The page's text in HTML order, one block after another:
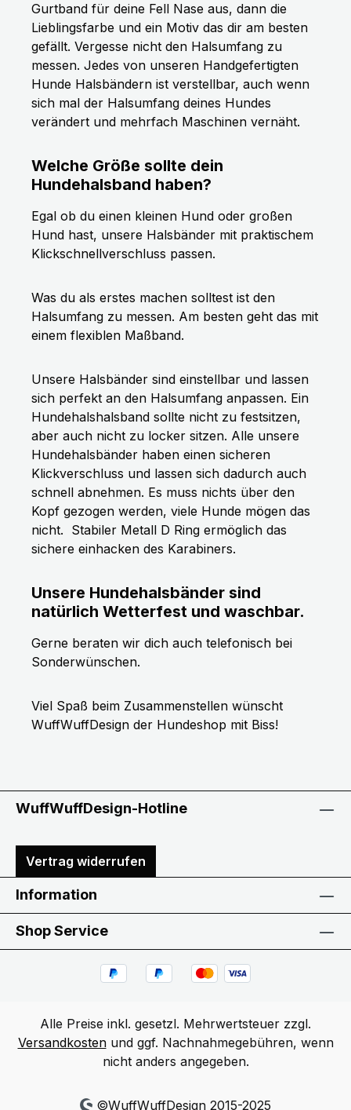
Gurtband für deine Fell Nase aus, dann die
Lieblingsfarbe und ein Motiv das dir am besten
gefällt. Vergesse nicht den Halsumfang zu
messen. Jedes von unseren Handgefertigten
Hunde Halsbändern ist verstellbar, auch wenn
sich mal der Halsumfang deines Hundes
verändert und mehrfach Maschinen vernäht.
Welche Größe sollte dein
Hundehalsband haben?
Egal ob du einen kleinen Hund oder großen
Hund hast, unsere Halsbänder mit praktischem
Klickschnellverschluss passen.
Was du als erstes machen solltest ist den
Halsumfang zu messen. Am besten geht das mit
einem flexiblen Maßband.
Unsere Halsbänder sind einstellbar und lassen
sich perfekt an den Halsumfang anpassen. Ein
Hundehalshalsband sollte nicht zu festsitzen,
aber auch nicht zu locker sitzen. Alle unsere
Hundehalsbänder haben einen sicheren
Klickverschluss und lassen sich dadurch auch
schnell abnehmen. Es muss nichts über den
Kopf gezogen werden, viele Hunde mögen das
nicht. Stabiler Metall D Ring ermöglich das
sichere einhacken des Karabiners.
Unsere Hundehalsbänder sind
natürlich Wetterfest und waschbar.
Gerne beraten wir dich auch telefonisch bei
Sonderwünschen.
Viel Spaß beim Zusammenstellen wünscht
WuffWuffDesign der Hundeshop mit Biss!
WuffWuffDesign-Hotline
Vertrag widerrufen
Information
Shop Service
Alle Preise inkl. gesetzl. Mehrwertsteuer zzgl.
Versandkostenund ggf. Nachnahmegebühren, wenn
nicht anders angegeben.
©WuffWuffDesign 2015-2025